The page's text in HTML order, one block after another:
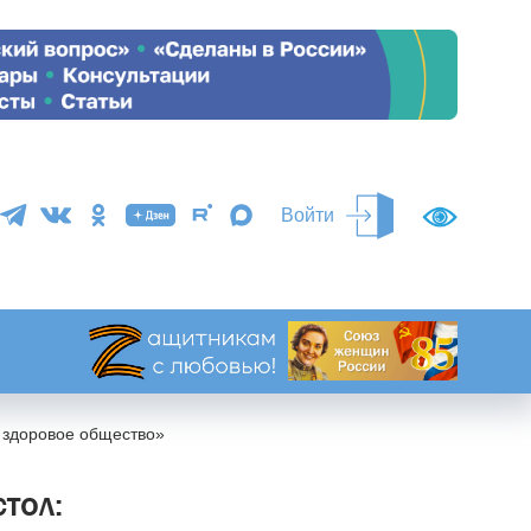
Войти
общество»